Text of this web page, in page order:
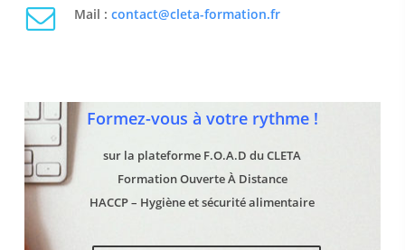
Mail :contact@cleta-formation.fr
Formez-vous à votre rythme !
sur la plateforme F.O.A.D du CLETA
Formation Ouverte À Distance
HACCP – Hygiène et sécurité alimentaire